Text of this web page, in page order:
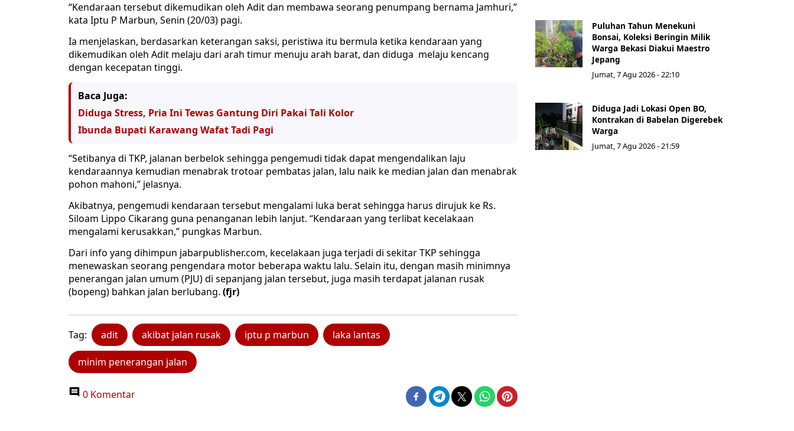
“Kendaraan tersebut dikemudikan oleh Adit dan membawa seorang penumpang bernama Jamhuri,”
kata Iptu P Marbun, Senin (20/03) pagi.
Ia menjelaskan, berdasarkan keterangan saksi, peristiwa itu bermula ketika kendaraan yang
dikemudikan oleh Adit melaju dari arah timur menuju arah barat, dan diduga melaju kencang
dengan kecepatan tinggi.
Baca Juga:
Diduga Stress, Pria Ini Tewas Gantung Diri Pakai Tali Kolor
Ibunda Bupati Karawang Wafat Tadi Pagi
“Setibanya di TKP, jalanan berbelok sehingga pengemudi tidak dapat mengendalikan laju
kendaraannya kemudian menabrak trotoar pembatas jalan, lalu naik ke median jalan dan menabrak
pohon mahoni,” jelasnya.
Akibatnya, pengemudi kendaraan tersebut mengalami luka berat sehingga harus dirujuk ke Rs.
Siloam Lippo Cikarang guna penanganan lebih lanjut. “Kendaraan yang terlibat kecelakaan
mengalami kerusakkan,” pungkas Marbun.
Dari info yang dihimpun jabarpublisher.com, kecelakaan juga terjadi di sekitar TKP sehingga
menewaskan seorang pengendara motor beberapa waktu lalu. Selain itu, dengan masih minimnya
penerangan jalan umum (PJU) di sepanjang jalan tersebut, juga masih terdapat jalanan rusak
(bopeng) bahkan jalan berlubang. (fjr)
Tag: adit akibat jalan rusak iptu p marbun laka lantas
minim penerangan jalan
0 Komentar
Puluhan Tahun Menekuni
Bonsai, Koleksi Beringin Milik
Warga Bekasi Diakui Maestro
Jepang
Jumat, 7 Agu 2026 - 22:10
Diduga Jadi Lokasi Open BO,
Kontrakan di Babelan Digerebek
Warga
Jumat, 7 Agu 2026 - 21:59